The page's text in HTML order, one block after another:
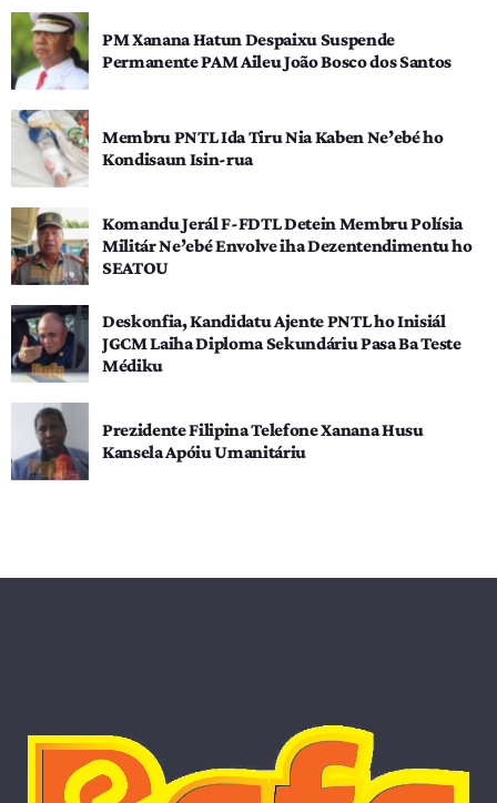
PM Xanana Hatun Despaixu Suspende
Permanente PAM Aileu João Bosco dos Santos
Membru PNTL Ida Tiru Nia Kaben Ne’ebé ho
Kondisaun Isin-rua
Komandu Jerál F-FDTL Detein Membru Polísia
Militár Ne’ebé Envolve iha Dezentendimentu ho
SEATOU
Deskonfia, Kandidatu Ajente PNTL ho Inisiál
JGCM Laiha Diploma Sekundáriu Pasa Ba Teste
Médiku
Prezidente Filipina Telefone Xanana Husu
Kansela Apóiu Umanitáriu